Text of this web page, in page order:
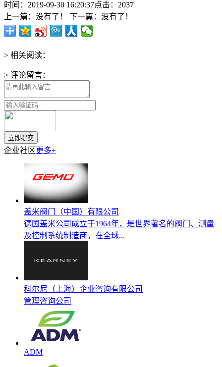
时间：2019-09-30 16:20:37点击：2037
上一篇：没有了！
下一篇：没有了！
> 相关阅读：
> 评论留言：
企业社区更多+
盖米阀门（中国）有限公司
德国盖米公司成立于1964年，是世界著名的阀门、测量
及控制系统制造商，在全球...
科尔尼（上海）企业咨询有限公司
管理咨询公司
ADM